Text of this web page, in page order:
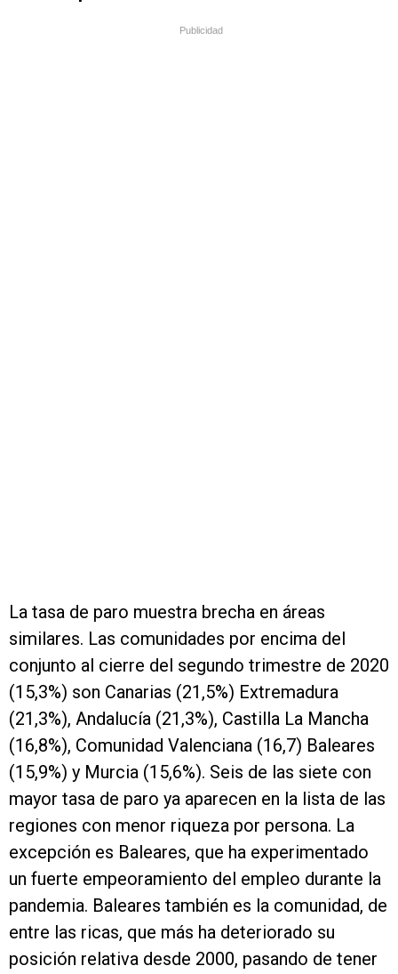
Publicidad
La tasa de paro muestra brecha en áreas
similares. Las comunidades por encima del
conjunto al cierre del segundo trimestre de 2020
(15,3%) son Canarias (21,5%) Extremadura
(21,3%), Andalucía (21,3%), Castilla La Mancha
(16,8%), Comunidad Valenciana (16,7) Baleares
(15,9%) y Murcia (15,6%). Seis de las siete con
mayor tasa de paro ya aparecen en la lista de las
regiones con menor riqueza por persona. La
excepción es Baleares, que ha experimentado
un fuerte empeoramiento del empleo durante la
pandemia. Baleares también es la comunidad, de
entre las ricas, que más ha deteriorado su
posición relativa desde 2000, pasando de tener